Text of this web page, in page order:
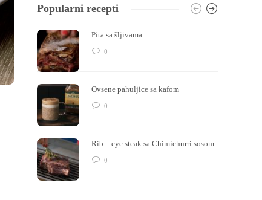
Popularni recepti
Pita sa šljivama
0
Ovsene pahuljice sa kafom
0
Rib – eye steak sa Chimichurri sosom
0